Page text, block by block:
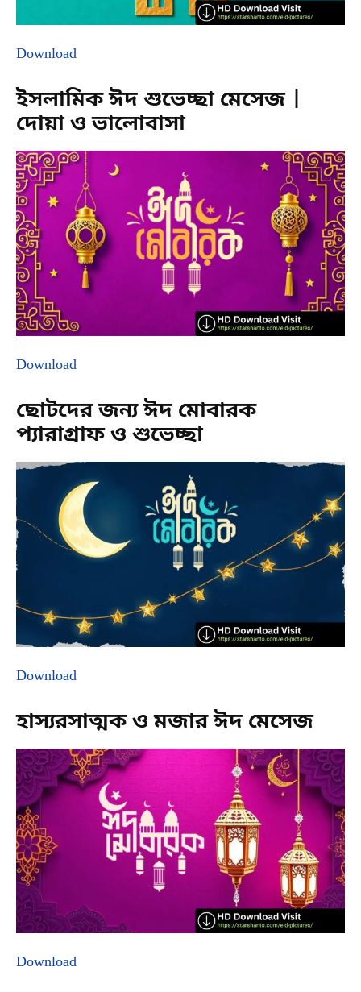
Download
ইসলামিক ঈদ শুভেচ্ছা মেসেজ |
দোয়া ও ভালোবাসা
Download
ছোটদের জন্য ঈদ মোবারক
প্যারাগ্রাফ ও শুভেচ্ছা
Download
হাস্যরসাত্মক ও মজার ঈদ মেসেজ
Download